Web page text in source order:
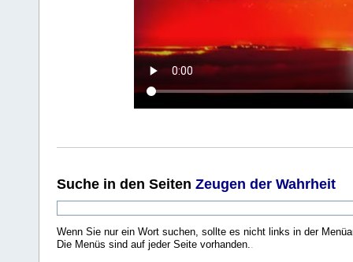
Suche in den Seiten Zeugen der Wahrheit
Wenn Sie nur ein Wort suchen, sollte es nicht links in der
Die Menüs sind auf jeder Seite vorhanden.